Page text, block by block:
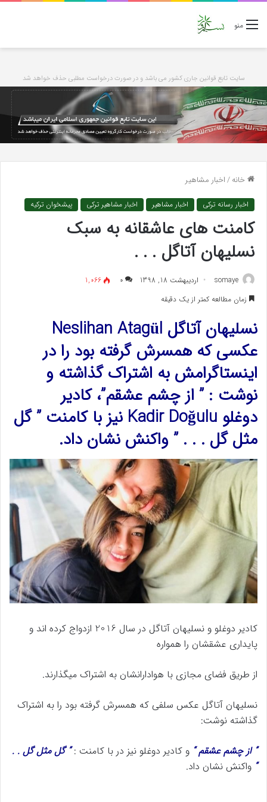
منو
سایت تابع قوانین جاری کشور می باشد و در صورت درخواست مطلبی حذف خواهد شد
خانه/اخبار مشاهیر
اخبار رسانه ترکی اخبار مشاهیر اخبار مشاهیر ترکی پیشخوان ترکیه
کامنت های عاشقانه به سبک
نسلیهان آتاگل . . .
somaye اردیبهشت 18, 1398 ۰
1,066
زمان مطالعه کمتر از یک دقیقه
نسلیهان آتاگل Neslihan Atagül
عکسی که همسرش گرفته بود را در
اینستاگرامش به اشتراک گذاشته و
نوشت : ” از چشم عشقم”، کادیر
دوغلو Kadir Doğulu نیز با کامنت ” گل
مثل گل . . . ” واکنش نشان داد.
کادیر دوغلو و نسلیهان آتاگل در سال 2016 ازدواج کرده اند و
پایداری عشقشان را همواره
از طریق فضای مجازی با هوادارانشان به اشتراک میگذارند.
نسلیهان آتاگل عکس سلفی که همسرش گرفته بود را به اشتراک
گذاشته نوشت:
” از چشم عشقم “ و کادیر دوغلو نیز در با کامنت :” گل مثل گل . .
“ واکنش نشان داد.